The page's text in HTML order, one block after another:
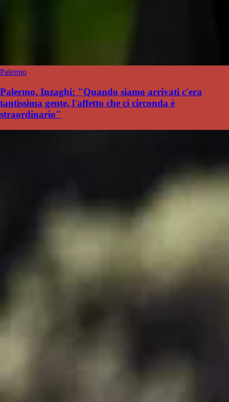
Palermo
Palermo, Inzaghi: "Quando siamo arrivati c'era
tantissima gente, l'affetto che ci circonda è
straordinario"